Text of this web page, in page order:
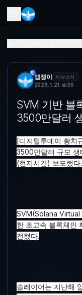
앱쟁이 세상소식
2026. 1. 21. 39
SVM 기반 블
3500만달러
[디지털투데이 황치
3500만달러 규모 생
(현지시간) 보도했다.
SVM(Solana
한 초고속 블록체인
전했다.
솔레이어는 지난해